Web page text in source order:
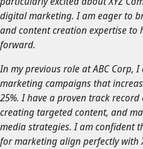
digital marketing. I am eager to
and content creation expertise to
forward.
In my previous role at ABC Corp,
marketing campaigns that
25%. I have a proven track
creating targeted content, and
media strategies. I am confident
for marketing align perfectly with